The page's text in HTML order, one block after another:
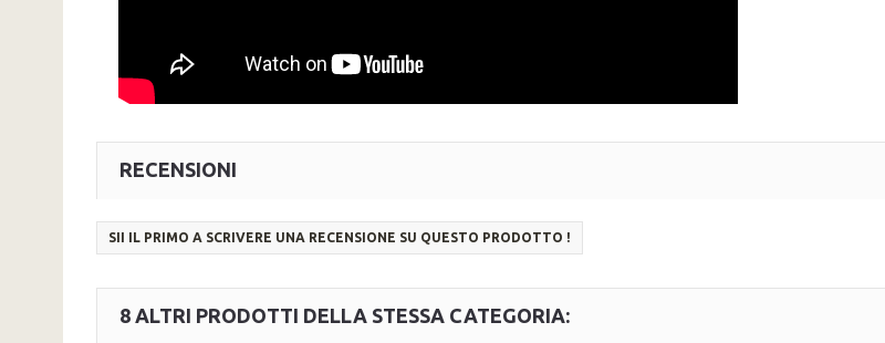
RECENSIONI
SII IL PRIMO A SCRIVERE UNA RECENSIONE SU QUESTO PRODOTTO !
8 ALTRI PRODOTTI DELLA STESSA CATEGORIA: